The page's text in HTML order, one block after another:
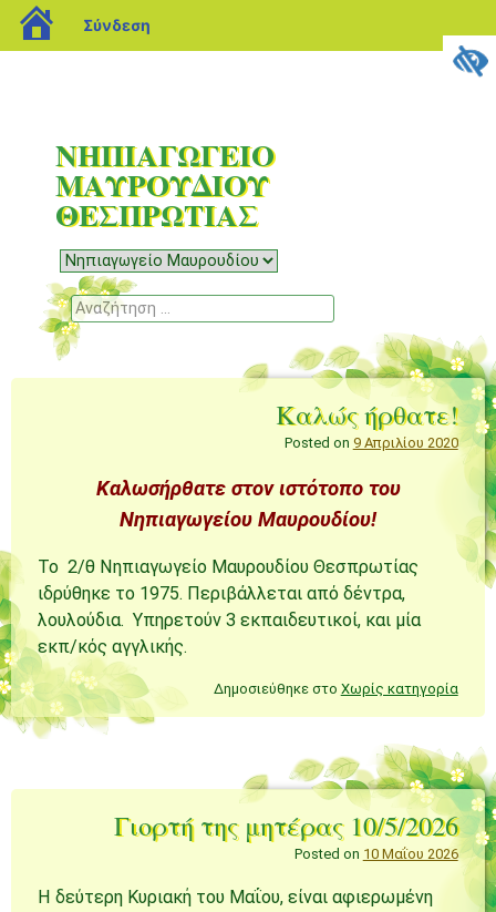
ΝΗΠΙΑΓΩΓΕΙΟ
ΜΑΥΡΟΥΔΙΟΥ
ΘΕΣΠΡΩΤΙΑΣ
Μενού
Μετάβαση
σε
περιεχόμενο
Αναζήτηση
Καλώς ήρθατε!
Posted on 9 Απριλίου 2020
Καλωσήρθατε στον ιστότοπο του
Νηπιαγωγείου Μαυρουδίου!
Το 2/θ Νηπιαγωγείο Μαυρουδίου Θεσπρωτίας
ιδρύθηκε το 1975. Περιβάλλεται από δέντρα,
λουλούδια. Υπηρετούν 3 εκπαιδευτικοί, και μία
εκπ/κός αγγλικής.
Δημοσιεύθηκε στο Χωρίς κατηγορία
Γιορτή της μητέρας 10/5/2026
Posted on 10 Μαΐου 2026
Η δεύτερη Κυριακή του Μαΐου, είναι αφιερωμένη
blogs.sch.gr
Σύνδεση